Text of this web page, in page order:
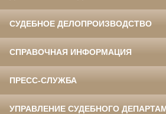
СУДЕБНОЕ ДЕЛОПРОИЗВОДСТВО
СПРАВОЧНАЯ ИНФОРМАЦИЯ
ПРЕСС-СЛУЖБА
УПРАВЛЕНИЕ СУДЕБНОГО